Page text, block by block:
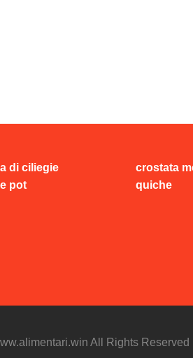
di ciliegie crostata
pot quiche
All Rights Reserved